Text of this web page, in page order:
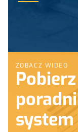
ZOBACZ WIDEO
Pobierz